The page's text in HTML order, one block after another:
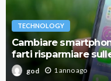
TECHNOLOGY
Cambiare
farti risparmiare
god 1 anno ago